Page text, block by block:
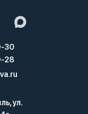
30
28
ул.